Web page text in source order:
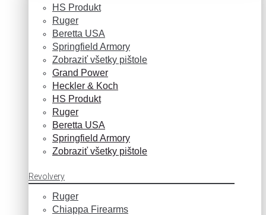
HS Produkt
Ruger
Beretta USA
Springfield Armory
Zobraziť všetky pištole
Grand Power
Heckler & Koch
HS Produkt
Ruger
Beretta USA
Springfield Armory
Zobraziť všetky pištole
Revolvery
Ruger
Chiappa Firearms